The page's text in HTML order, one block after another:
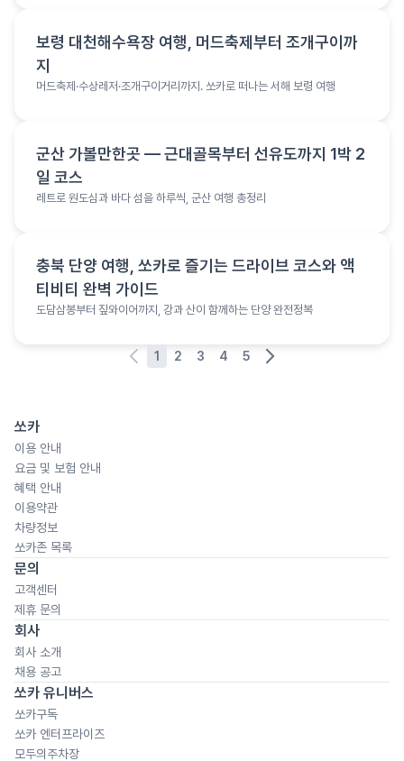
여행 정보
보령 대천해수욕장 여행, 머드축제부터 조개구이까
지
머드축제·수상레저·조개구이거리까지. 쏘카로 떠나는 서해 보령 여행
여행 정보
군산 가볼만한곳 — 근대골목부터 선유도까지 1박 2
일 코스
레트로 원도심과 바다 섬을 하루씩, 군산 여행 총정리
여행 정보
충북 단양 여행, 쏘카로 즐기는 드라이브 코스와 액
티비티 완벽 가이드
도담삼봉부터 짚와이어까지, 강과 산이 함께하는 단양 완전정복
1 2 3 4 5
쏘카
이용 안내
요금 및 보험 안내
혜택 안내
이용약관
차량정보
쏘카존 목록
문의
고객센터
제휴 문의
회사
회사 소개
채용 공고
쏘카 유니버스
쏘카구독
쏘카 엔터프라이즈
모두의주차장